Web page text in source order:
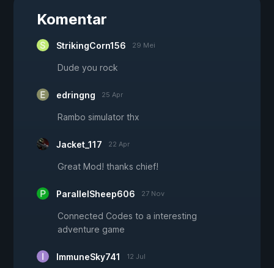
Komentar
StrikingCorn156 29 Mei
Dude you rock
edringng 25 Apr
Rambo simulator thx
Jacket_117 22 Apr
Great Mod! thanks chief!
ParallelSheep606 27 Nov
Connected Codes to a interesting
adventure game
ImmuneSky741 12 Jul